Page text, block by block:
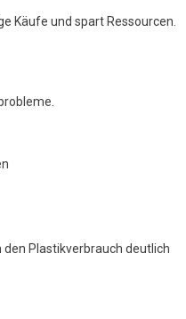
Käufe und spart Ressourcen.
Plastikverbrauch deutlich